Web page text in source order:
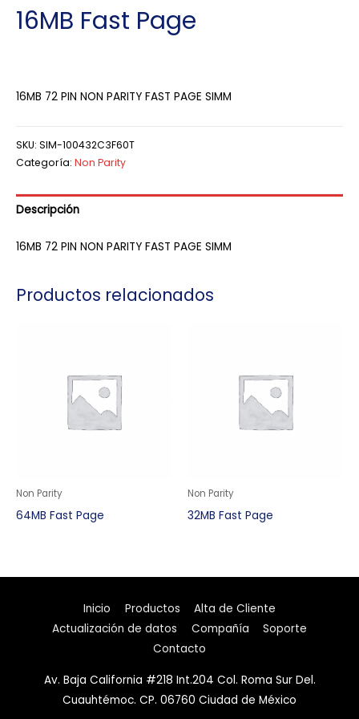
16MB Fast Page
16MB 72 PIN NON PARITY FAST PAGE SIMM
SKU: SIM-100432C3F60T
Categoría: Non Parity
Descripción
16MB 72 PIN NON PARITY FAST PAGE SIMM
Productos relacionados
Non Parity
64MB Fast Page
Non Parity
32MB Fast Page
Inicio Productos
Alta de Cliente
Actualización de datos
Compañía
Soporte
Contacto
Av. Baja California #218 Int.204 Col. Roma Sur Del.
Cuauhtémoc. CP. 06760 Ciudad de México